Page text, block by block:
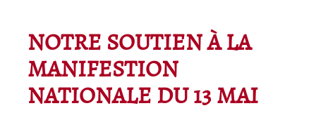
NOTRE SOUTIEN À LA
MANIFESTION
NATIONALE DU 13 MAI